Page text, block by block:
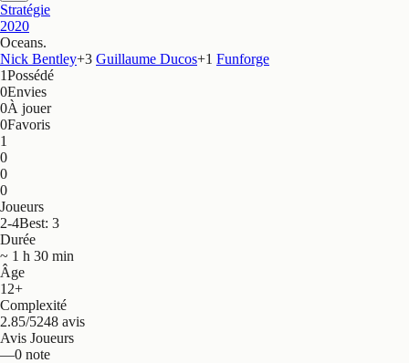
Stratégie
2020
Oceans.
Nick Bentley+3 Guillaume Ducos+1 Funforge
1Possédé
0Envies
0À jouer
0Favoris
1
0
0
0
Joueurs
2-4Best: 3
Durée
~ 1 h 30 min
Âge
12+
Complexité
2.85/5248 avis
Avis Joueurs
—0 note